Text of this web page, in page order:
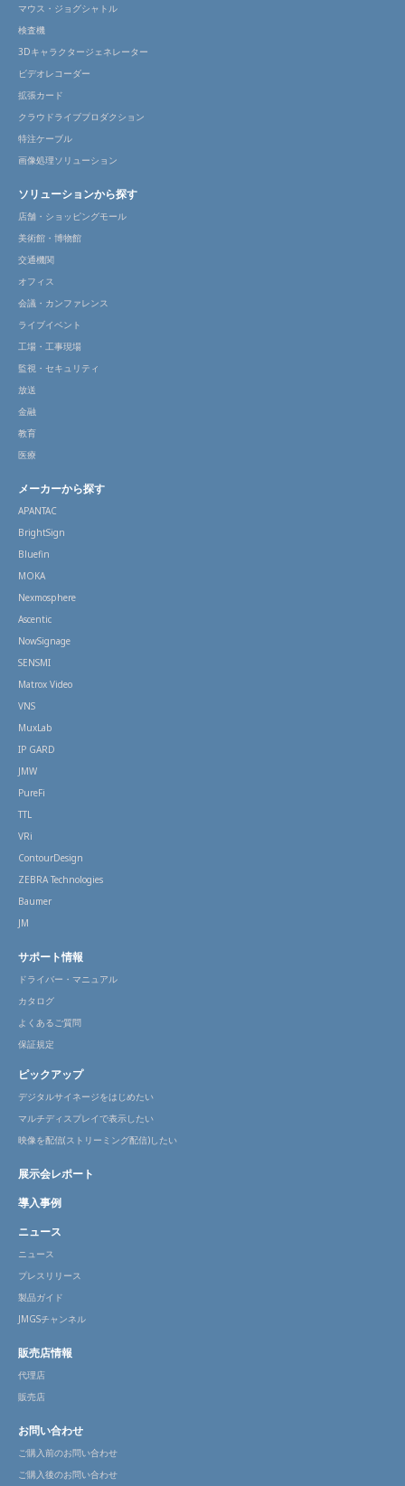
マウス・ジョグシャトル
検査機
3Dキャラクタージェネレーター
ビデオレコーダー
拡張カード
クラウドライブプロダクション
特注ケーブル
画像処理ソリューション
ソリューションから探す
店舗・ショッピングモール
美術館・博物館
交通機関
オフィス
会議・カンファレンス
ライブイベント
工場・工事現場
監視・セキュリティ
放送
金融
教育
医療
メーカーから探す
APANTAC
BrightSign
Bluefin
MOKA
Nexmosphere
Ascentic
NowSignage
SENSMI
Matrox Video
VNS
MuxLab
IP GARD
JMW
PureFi
TTL
VRi
ContourDesign
ZEBRA Technologies
Baumer
JM
サポート情報
ドライバー・マニュアル
カタログ
よくあるご質問
保証規定
ピックアップ
デジタルサイネージをはじめたい
マルチディスプレイで表示したい
映像を配信(ストリーミング配信)したい
展示会レポート
導入事例
ニュース
ニュース
プレスリリース
製品ガイド
JMGSチャンネル
販売店情報
代理店
販売店
お問い合わせ
ご購入前のお問い合わせ
ご購入後のお問い合わせ